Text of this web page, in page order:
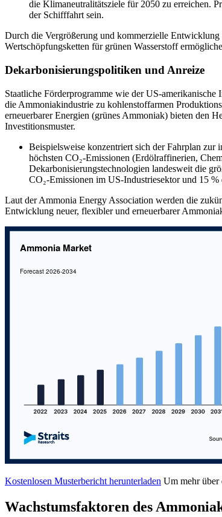
die Klimaneutralitätsziele für 2050 zu erreichen.
der Schifffahrt sein.
Durch die Vergrößerung und kommerzielle
Wertschöpfungsketten für grünen Wasserstoff
Dekarbonisierungspolitiken und Anreize
Staatliche Förderprogramme wie der US-
die Ammoniakindustrie zu kohlenstoffarmen
erneuerbarer Energien (grünes Ammoniak) bieten den
Investitionsmuster.
Beispielsweise konzentriert sich der Fahrplan
höchsten CO₂-Emissionen (Erdölraffinerien,
Dekarbonisierungstechnologien landesweit die
CO₂-Emissionen im US-Industriesektor und 15
Laut der Ammonia Energy Association werden die
Entwicklung neuer, flexibler und erneuerbarer
Kostenlosen Musterbericht herunterladen Um mehr über
Wachstumsfaktoren des